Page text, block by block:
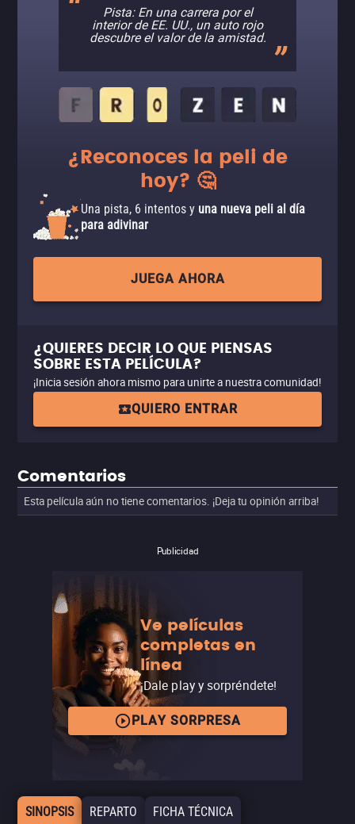
Pista: En una carrera por el
interior de EE. UU., un auto rojo
descubre el valor de la amistad.
¿Reconoces la peli de
hoy? 🤔
Una pista, 6 intentos y una nueva peli al día
para adivinar
JUEGA AHORA
¿QUIERES DECIR LO QUE PIENSAS
SOBRE ESTA PELÍCULA?
¡Inicia sesión ahora mismo para unirte a nuestra comunidad!
QUIERO ENTRAR
Comentarios
Esta película aún no tiene comentarios. ¡Deja tu opinión arriba!
Publicidad
Ve películas
completas en
línea
¡Dale play y sorpréndete!
PLAY SORPRESA
SINOPSIS REPARTO FICHA TÉCNICA